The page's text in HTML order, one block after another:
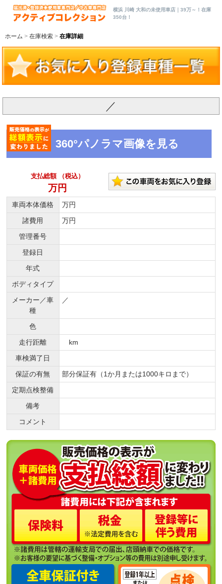
横浜 川崎 大和の未使用車店｜39万～！在庫
350台！
ホーム 在庫検索 在庫詳細
／
360°パノラマ画像を見る
支払総額 （税込）
万円
車両本体価格
万円
諸費用
万円
管理番号
登録日
年式
ボディタイプ
メーカー／車
種
／
色
走行距離
km
車検満了日
保証の有無
部分保証有（1か月または1000キロまで）
定期点検整備
備考
コメント